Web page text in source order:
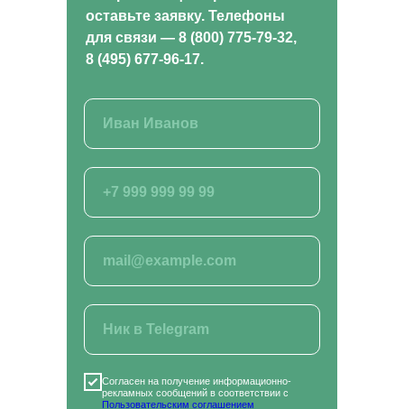
оставьте заявку. Телефоны
для связи — 8 (800) 775-79-32,
8 (495) 677-96-17.
Согласен на получение информационно-
рекламных сообщений в соответствии с
Пользовательским соглашением